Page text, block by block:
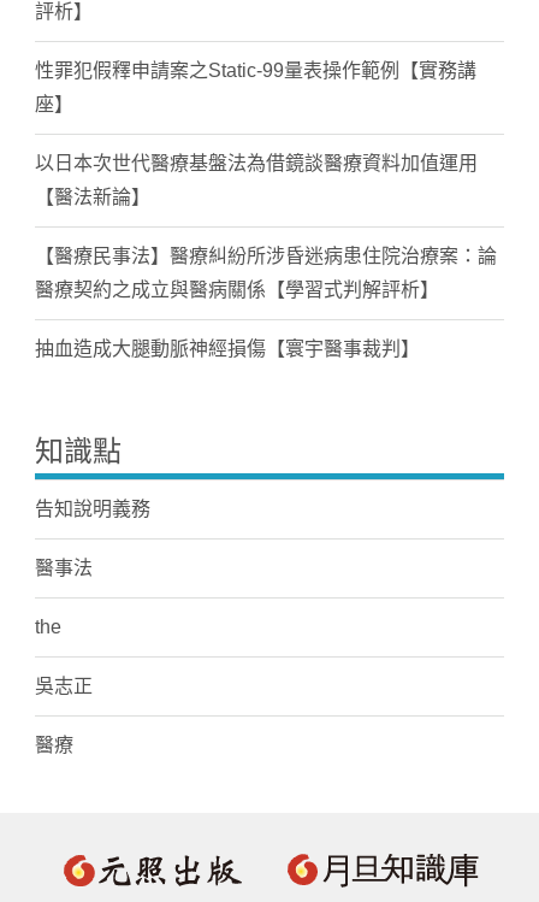
評析】
性罪犯假釋申請案之Static-99量表操作範例【實務講
座】
以日本次世代醫療基盤法為借鏡談醫療資料加值運用
【醫法新論】
【醫療民事法】醫療糾紛所涉昏迷病患住院治療案：論
醫療契約之成立與醫病關係【學習式判解評析】
抽血造成大腿動脈神經損傷【寰宇醫事裁判】
知識點
告知說明義務
醫事法
the
吳志正
醫療